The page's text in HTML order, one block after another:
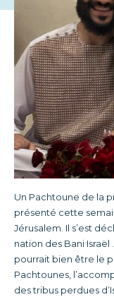
Un Pachtoune de la
présenté cette
Jérusalem. Il s’est
nation des Bani Israël
pourrait bien être le
Pachtounes,
des tribus perdues